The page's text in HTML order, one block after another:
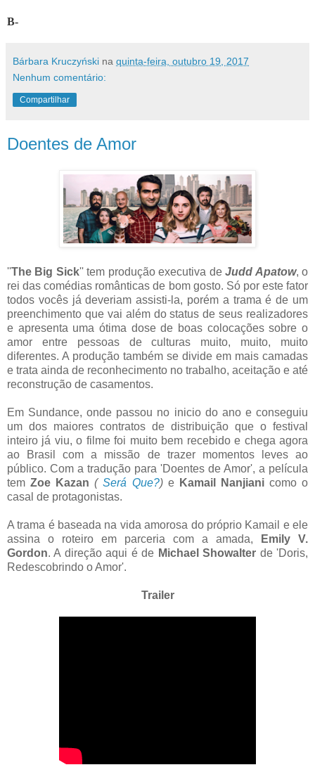
B-
Bárbara Kruczyński na quinta-feira, outubro 19, 2017
Nenhum comentário:
Compartilhar
Doentes de Amor
''The Big Sick'' tem produção executiva deJudd Apatow, o
rei das comédias românticas de bom gosto. Só por este fator
todos vocês já deveriam assisti-la, porém a trama é de um
preenchimento que vai além do status de seus realizadores
e apresenta uma ótima dose de boas colocações sobre o
amor entre pessoas de culturas muito, muito, muito
diferentes. A produção também se divide em mais camadas
e trata ainda de reconhecimento no trabalho, aceitação e até
reconstrução de casamentos.
Em Sundance, onde passou no inicio do ano e conseguiu
um dos maiores contratos de distribuição que o festival
inteiro já viu, o filme foi muito bem recebido e chega agora
ao Brasil com a missão de trazer momentos leves ao
público. Com a tradução para 'Doentes de Amor', a película
temZoe Kazan(Será Que?)e Kamail Nanjiani como o
casal de protagonistas.
A trama é baseada na vida amorosa do próprio Kamail e ele
assina o roteiro em parceria com a amada,
Emily V.
Gordon. A direção aqui é de Michael Showalter de 'Doris,
Redescobrindo o Amor'.
Trailer